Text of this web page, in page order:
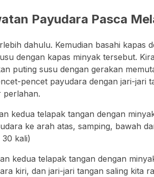
Payudara Pasca
dahulu. Kemudian basahi kapas
dengan kapas minyak tersebut.
puting susu dengan gerakan
pencet payudara dengan jari-jari
perlahan.
kedua telapak tangan dengan
ke arah atas, samping, bawah
kali)
kedua telapak tangan dengan
kiri, dan jari-jari tangan saling kita